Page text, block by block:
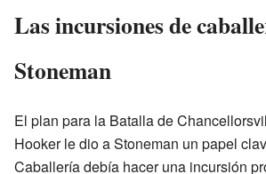
Las incursiones de
Stoneman
El plan para la Batalla de
Hooker le dio a Stoneman un papel
Caballería debía hacer una incursión